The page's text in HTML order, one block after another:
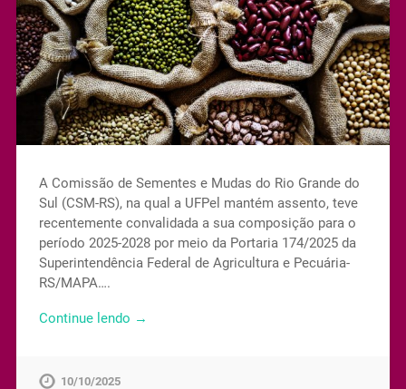
A Comissão de Sementes e Mudas do Rio Grande do
Sul (CSM-RS), na qual a UFPel mantém assento, teve
recentemente convalidada a sua composição para o
período 2025-2028 por meio da Portaria 174/2025 da
Superintendência Federal de Agricultura e Pecuária-
RS/MAPA….
Continue lendo →
10/10/2025